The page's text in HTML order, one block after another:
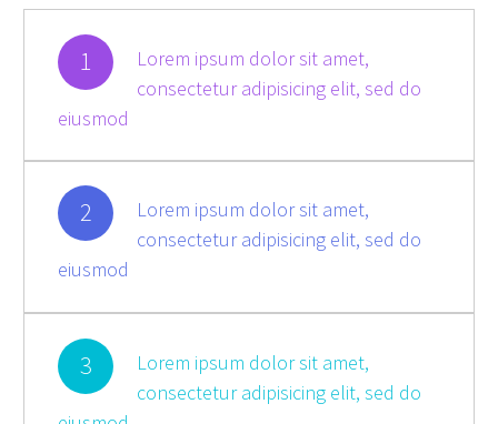
1
Lorem ipsum dolor sit amet,
consectetur adipisicing elit, sed do
eiusmod
2
Lorem ipsum dolor sit amet,
consectetur adipisicing elit, sed do
eiusmod
3
Lorem ipsum dolor sit amet,
consectetur adipisicing elit, sed do